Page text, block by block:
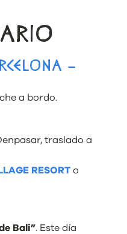
–
a bordo.
traslado a
RESORT o
Bali”. Este día